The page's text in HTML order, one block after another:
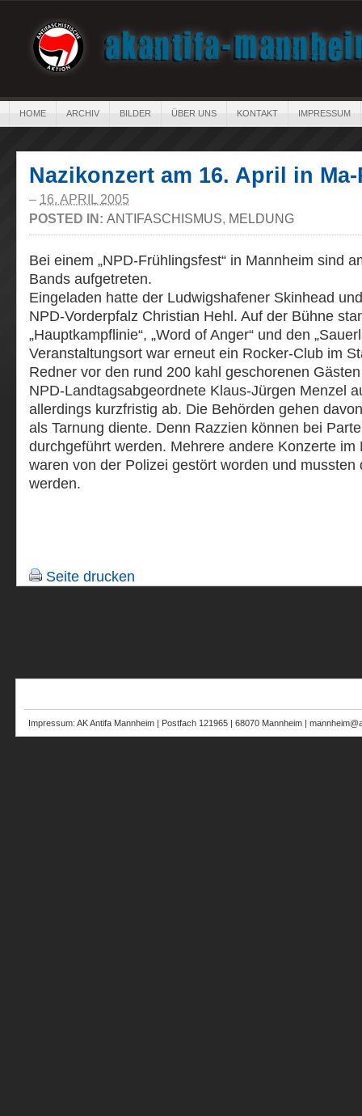
HOME ARCHIV BILDER ÜBER UNS KONTAKT IMPRESSUM
Nazikonzert am 16. April in
– 16. APRIL 2005
POSTED IN: ANTIFASCHISMUS, MELDUNG
Bei einem „NPD-Frühlingsfest“ in Mannheim sind
Bands aufgetreten.
Eingeladen hatte der Ludwigshafener Skinhead
NPD-Vorderpfalz Christian Hehl. Auf der Bühne
„Hauptkampflinie“, „Word of Anger“ und den
Veranstaltungsort war erneut ein Rocker-Club im
Redner vor den rund 200 kahl geschorenen
NPD-Landtagsabgeordnete Klaus-Jürgen Menzel
allerdings kurzfristig ab. Die Behörden gehen
als Tarnung diente. Denn Razzien können bei
durchgeführt werden. Mehrere andere Konzerte
waren von der Polizei gestört worden und
werden.
Seite drucken
Impressum: AK Antifa Mannheim | Postfach 121965 | 68070 Mannheim |